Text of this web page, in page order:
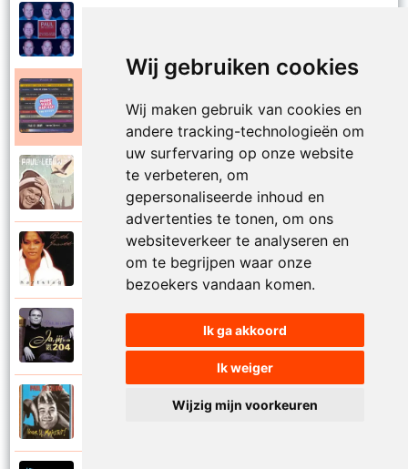
Wij gebruiken cookies
Wij maken gebruik van cookies en
andere tracking-technologieën om
uw surfervaring op onze website
te verbeteren, om
gepersonaliseerde inhoud en
advertenties te tonen, om ons
websiteverkeer te analyseren en
om te begrijpen waar onze
bezoekers vandaan komen.
Ik ga akkoord
Ik weiger
Wijzig mijn voorkeuren
Katinka
Paul De Leeuw
Kerstmis
Ruth Jacott en Paul De Leeuw
Kijk niet uit
KL 204 (Als ik God was)